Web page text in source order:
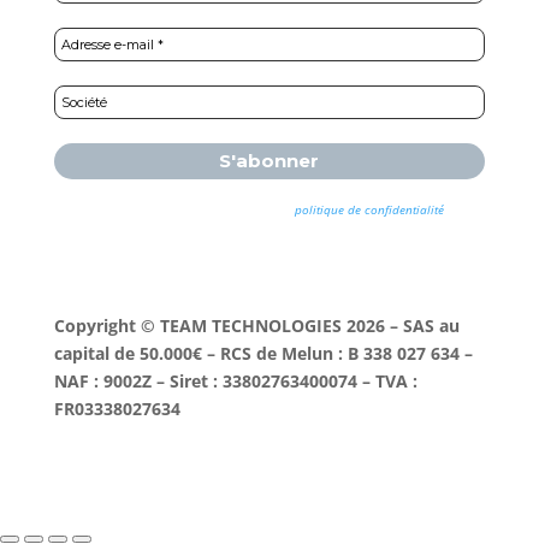
politique de confidentialitépour
plus d’informations.
Copyright © TEAM TECHNOLOGIES 2026 – SAS au
capital de 50.000€ – RCS de Melun : B 338 027 634 –
NAF : 9002Z – Siret : 33802763400074 – TVA :
FR03338027634